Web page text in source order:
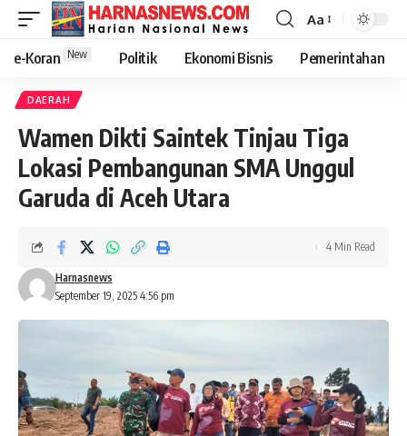
Aa
e-Koran New Politik Ekonomi Bisnis Pemerintahan
DAERAH
Wamen Dikti Saintek Tinjau Tiga
Lokasi Pembangunan SMA Unggul
Garuda di Aceh Utara
September 19, 2025 4:56 pm
Harnasnews
4 Min Read